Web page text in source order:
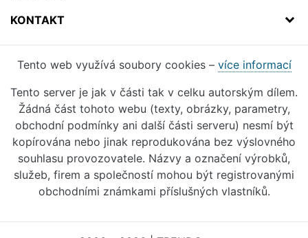
KONTAKT
Tento web využívá soubory cookies – více informací
Tento server je jak v části tak v celku autorským dílem.
Žádná část tohoto webu (texty, obrázky, parametry,
obchodní podmínky ani další části serveru) nesmí být
kopírována nebo jinak reprodukována bez výslovného
souhlasu provozovatele. Názvy a označení výrobků,
služeb, firem a společností mohou být registrovanými
obchodními známkami příslušných vlastníků.